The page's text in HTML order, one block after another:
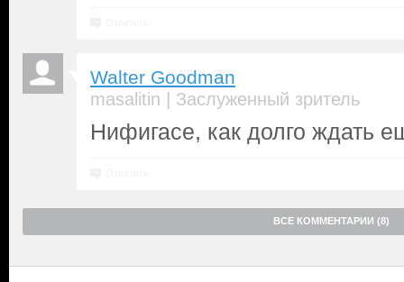
Walter Goodman
masalitin | Заслуженный зритель
Нифигасе, как долго ждать
ВСЕ КОММЕНТАРИИ (8)